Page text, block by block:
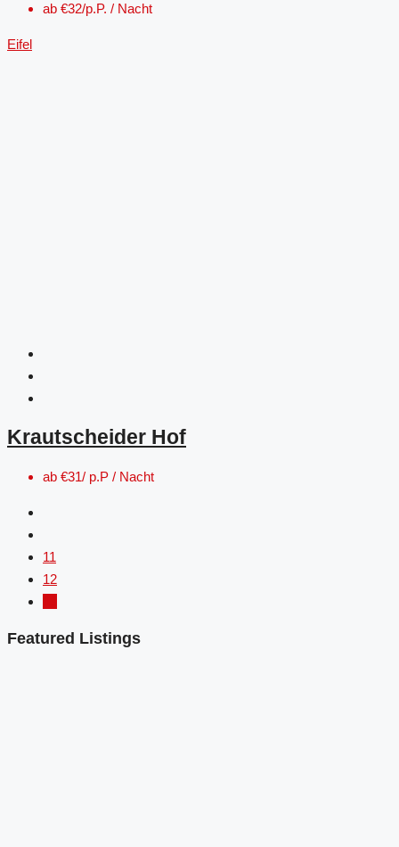
ab €32/p.P. / Nacht
Eifel
Krautscheider Hof
ab €31/ p.P / Nacht
11
12
Featured Listings